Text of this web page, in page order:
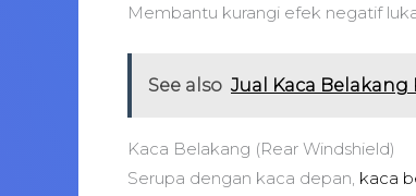
Membantu kurangi efek negatif
See also Jual Kaca
Kaca Belakang (Rear Windshield)
Serupa dengan kaca depan, kaca